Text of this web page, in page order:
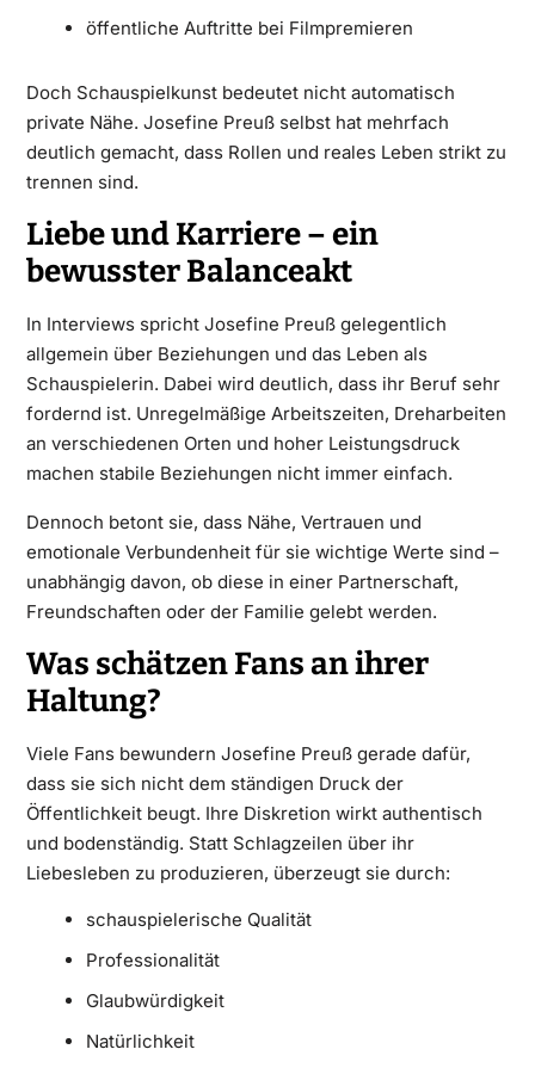
öffentliche Auftritte bei Filmpremieren
Doch Schauspielkunst bedeutet nicht automatisch
private Nähe. Josefine Preuß selbst hat mehrfach
deutlich gemacht, dass Rollen und reales Leben strikt zu
trennen sind.
Liebe und Karriere – ein
bewusster Balanceakt
In Interviews spricht Josefine Preuß gelegentlich
allgemein über Beziehungen und das Leben als
Schauspielerin. Dabei wird deutlich, dass ihr Beruf sehr
fordernd ist. Unregelmäßige Arbeitszeiten, Dreharbeiten
an verschiedenen Orten und hoher Leistungsdruck
machen stabile Beziehungen nicht immer einfach.
Dennoch betont sie, dass Nähe, Vertrauen und
emotionale Verbundenheit für sie wichtige Werte sind –
unabhängig davon, ob diese in einer Partnerschaft,
Freundschaften oder der Familie gelebt werden.
Was schätzen Fans an ihrer
Haltung?
Viele Fans bewundern Josefine Preuß gerade dafür,
dass sie sich nicht dem ständigen Druck der
Öffentlichkeit beugt. Ihre Diskretion wirkt authentisch
und bodenständig. Statt Schlagzeilen über ihr
Liebesleben zu produzieren, überzeugt sie durch:
schauspielerische Qualität
Professionalität
Glaubwürdigkeit
Natürlichkeit